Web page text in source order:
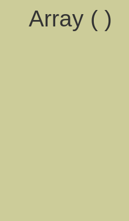
Array ( )